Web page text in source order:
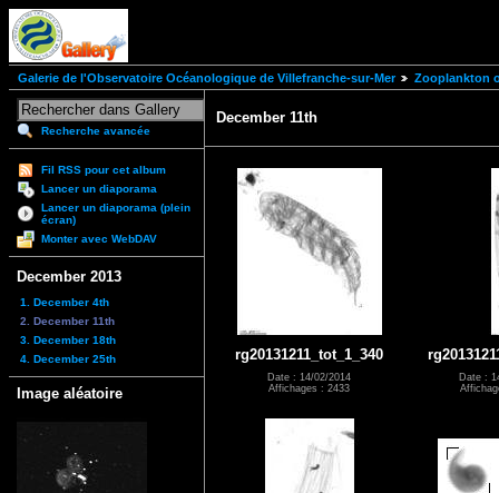
Galerie de l'Observatoire Océanologique de Villefranche-sur-Mer Zooplankton
Recherche avancée
Fil RSS pour cet album
Lancer un diaporama
Lancer un diaporama (plein
écran)
Monter avec WebDAV
December 2013
1. December 4th
2. December 11th
3. December 18th
4. December 25th
Image aléatoire
December 11th
rg20131211_tot_1_340
Date : 14/02/2014
Affichages : 2433
Date :